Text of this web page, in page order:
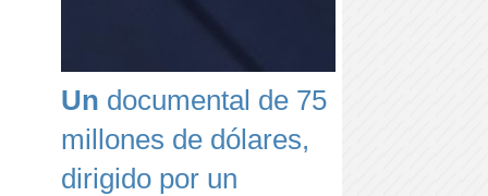
Un documental de 75
millones de dólares,
dirigido por un